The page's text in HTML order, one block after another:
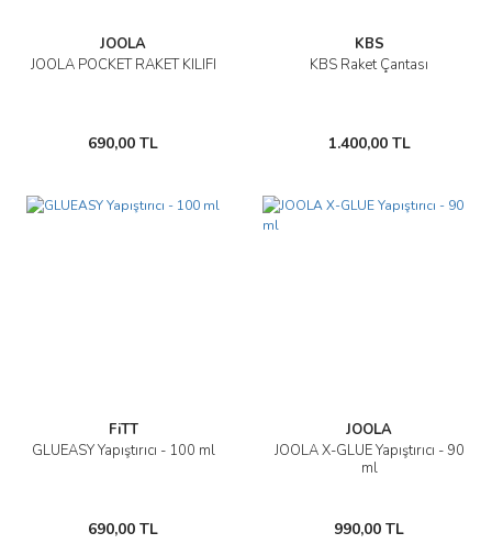
JOOLA
JOOLA POCKET RAKET KILIFI
690,00 TL
KBS
KBS Raket Çantası
1.400,00 TL
FiTT
GLUEASY Yapıştırıcı - 100 ml
690,00 TL
JOOLA
JOOLA X-GLUE Yapıştırıcı - 90
ml
990,00 TL